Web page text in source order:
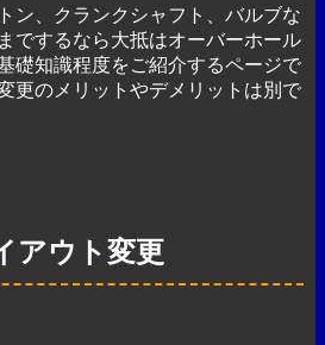
ン、クランクシャフト、バルブな
でするなら大抵はオーバーホール
礎知識程度をご紹介するページで
更のメリットやデメリットは別で
アウト変更